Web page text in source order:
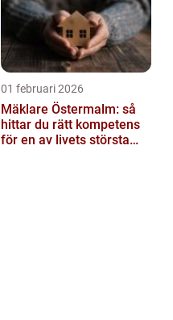
01 februari 2026
Mäklare Östermalm: så
hittar du rätt kompetens
för en av livets största